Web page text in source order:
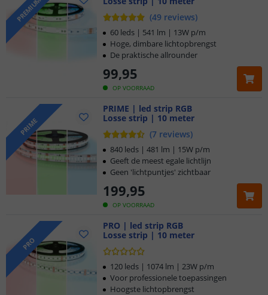
PREMIUM
(49 reviews)
OP VOORRAAD
99,95
60 leds | 541 lm | 13W p/m
Hoge, dimbare lichtopbrengst
De praktische allrounder
PRIME
PRIME | led strip RGB
Losse strip | 10 meter
(7 reviews)
OP VOORRAAD
199,95
840 leds | 481 lm | 15W p/m
Geeft de meest egale lichtlijn
Geen 'lichtpuntjes' zichtbaar
PRO
PRO | led strip RGB
Losse strip | 10 meter
120 leds | 1074 lm | 23W p/m
Voor professionele toepassingen
Hoogste lichtopbrengst